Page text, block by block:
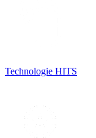
Technologie HITS